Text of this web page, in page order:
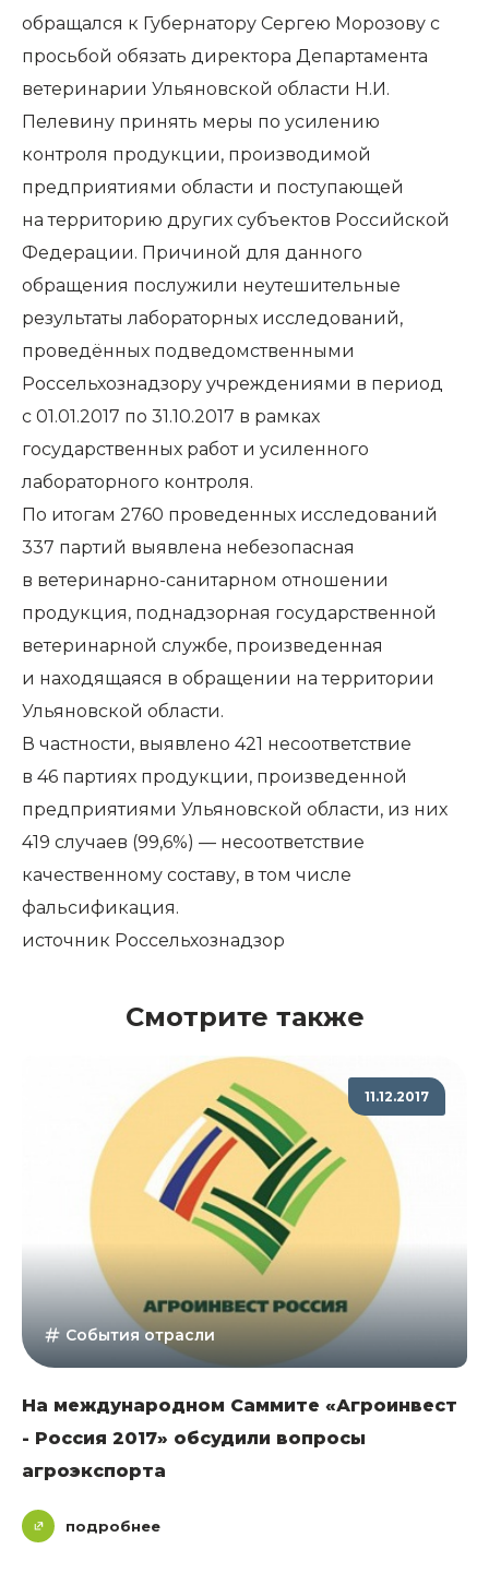
обращался к Губернатору Сергею Морозову с
просьбой обязать директора Департамента
ветеринарии Ульяновской области Н.И.
Пелевину принять меры по усилению
контроля продукции, производимой
предприятиями области и поступающей
на территорию других субъектов Российской
Федерации. Причиной для данного
обращения послужили неутешительные
результаты лабораторных исследований,
проведённых подведомственными
Россельхознадзору учреждениями в период
с 01.01.2017 по 31.10.2017 в рамках
государственных работ и усиленного
лабораторного контроля.
По итогам 2760 проведенных исследований
337 партий выявлена небезопасная
в ветеринарно-санитарном отношении
продукция, поднадзорная государственной
ветеринарной службе, произведенная
и находящаяся в обращении на территории
Ульяновской области.
В частности, выявлено 421 несоответствие
в 46 партиях продукции, произведенной
предприятиями Ульяновской области, из них
419 случаев (99,6%) — несоответствие
качественному составу, в том числе
фальсификация.
источник Россельхознадзор
Смотрите также
11.12.2017
События отрасли
На международном Саммите «Агроинвест
- Россия 2017» обсудили вопросы
агроэкспорта
подробнее